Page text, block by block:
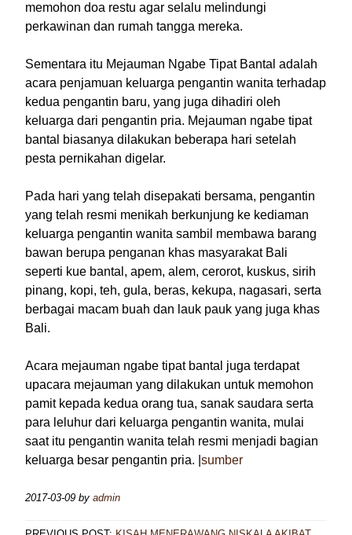
memohon doa restu agar selalu melindungi
perkawinan dan rumah tangga mereka.
Sementara itu Mejauman Ngabe Tipat Bantal adalah
acara penjamuan keluarga pengantin wanita terhadap
kedua pengantin baru, yang juga dihadiri oleh
keluarga dari pengantin pria. Mejauman ngabe tipat
bantal biasanya dilakukan beberapa hari setelah
pesta pernikahan digelar.
Pada hari yang telah disepakati bersama, pengantin
yang telah resmi menikah berkunjung ke kediaman
keluarga pengantin wanita sambil membawa barang
bawan berupa penganan khas masyarakat Bali
seperti kue bantal, apem, alem, cerorot, kuskus, sirih
pinang, kopi, teh, gula, beras, kekupa, nagasari, serta
berbagai macam buah dan lauk pauk yang juga khas
Bali.
Acara mejauman ngabe tipat bantal juga terdapat
upacara mejauman yang dilakukan untuk memohon
pamit kepada kedua orang tua, sanak saudara serta
para leluhur dari keluarga pengantin wanita, mulai
saat itu pengantin wanita telah resmi menjadi bagian
keluarga besar pengantin pria. | sumber
2017-03-09 by admin